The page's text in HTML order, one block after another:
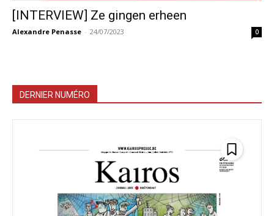
[INTERVIEW] Ze gingen erheen
Alexandre Penasse - 24/07/2023 0
DERNIER NUMÉRO